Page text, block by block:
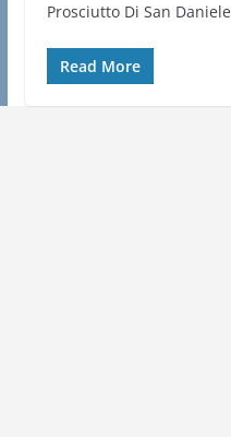
Prosciutto Di San Daniele
Read More